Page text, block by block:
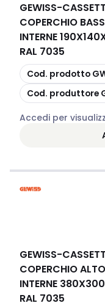
GEWISS-
COPERCHIO
INTERNE
RAL 7035
copia
Cod. prodotto
copia
Cod. produttore
Accedi per
GEWISS-
COPERCHIO
INTERNE
RAL 7035